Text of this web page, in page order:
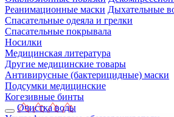
Реанимационные маски Дыхательные
Спасательные одеяла и грелки
Спасательные покрывала
Носилки
Медицинская литература
Другие медицинские товары
Антивирусные (бактерицидные) маски
Подсумки медицинские
Когезивные бинты
Очистка воды